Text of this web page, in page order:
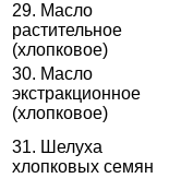
29. Масло
растительное
(хлопковое)
30. Масло
экстракционное
(хлопковое)
31. Шелуха
хлопковых семян